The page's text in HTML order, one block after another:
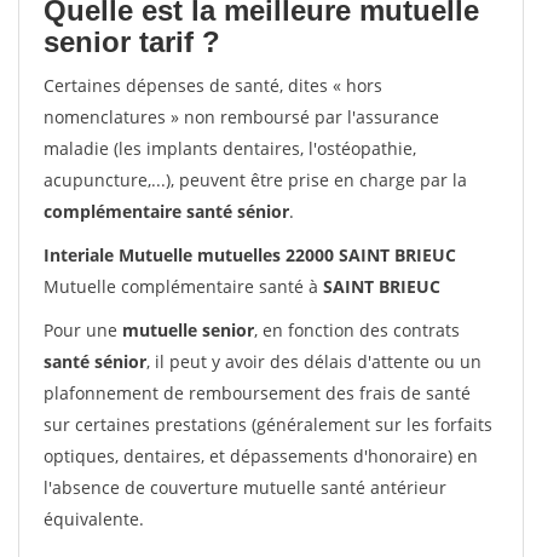
Quelle est la meilleure mutuelle
senior tarif ?
Certaines dépenses de santé, dites « hors
nomenclatures » non remboursé par l'assurance
maladie (les implants dentaires, l'ostéopathie,
acupuncture,...), peuvent être prise en charge par la
complémentaire santé sénior.
Interiale Mutuelle mutuelles 22000 SAINT BRIEUC
Mutuelle complémentaire santé à SAINT BRIEUC
Pour une mutuelle senior, en fonction des contrats
santé sénior, il peut y avoir des délais d'attente ou un
plafonnement de remboursement des frais de santé
sur certaines prestations (généralement sur les forfaits
optiques, dentaires, et dépassements d'honoraire) en
l'absence de couverture mutuelle santé antérieur
équivalente.